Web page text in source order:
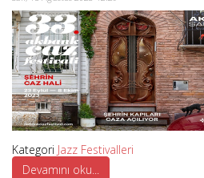
Kategori Jazz Festivalleri
Devamını oku...